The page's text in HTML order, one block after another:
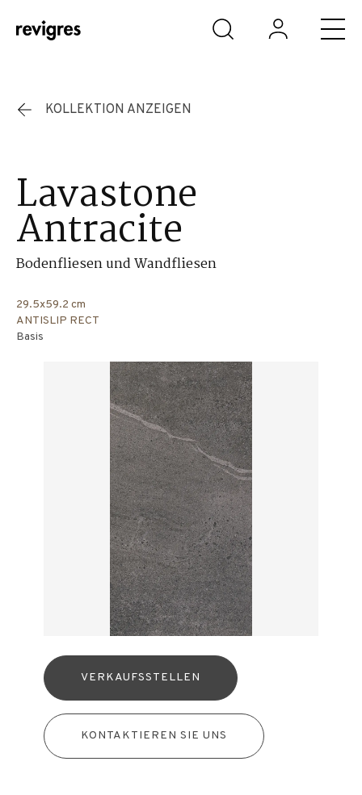
Zum Hauptinhalt springen
KOLLEKTION ANZEIGEN
Lavastone
Antracite
Bodenfliesen und Wandfliesen
29.5x59.2 cm
ANTISLIP RECT
Basis
VERKAUFSSTELLEN
KONTAKTIEREN SIE UNS